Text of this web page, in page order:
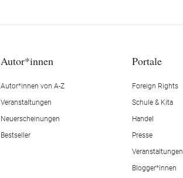
Autor*innen
Autor*innen von A-Z
Veranstaltungen
Neuerscheinungen
Bestseller
Portale
Foreign Rights
Schule & Kita
Handel
Presse
Veranstaltungen
Blogger*innen